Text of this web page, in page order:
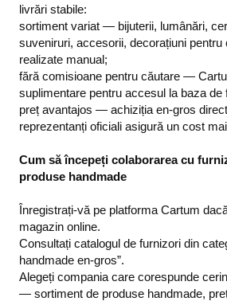
livrări stabile:
sortiment variat — bijuterii, lumânări,
suveniruri, accesorii, decorațiuni
realizate manual;
fără comisioane pentru căutare —
suplimentare pentru accesul la baza de
preț avantajos — achiziția en-gros
reprezentanți oficiali asigură un cost
Cum să începeți colaborarea cu
produse handmade
Înregistrați-vă pe platforma Cartum
magazin online.
Consultați catalogul de furnizori din
handmade en-gros”.
Alegeți compania care corespunde
— sortiment de produse handmade,